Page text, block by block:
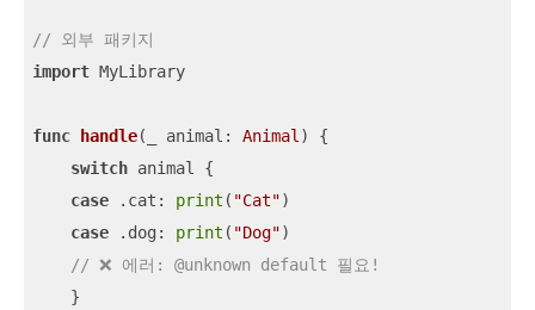
// 외부 패키지
import MyLibrary
func handle( animal : Animal )
{
switch animal {
case .cat: print ( "Cat")
case .dog: print ( "Dog")
// ❌ 에러: @unknown default 필요!
    }